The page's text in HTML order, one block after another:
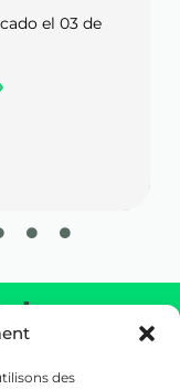
des
24 de marzo de
y sus familias
real.